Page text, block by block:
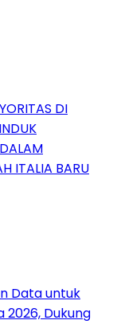
DI
ITALIA BARU
Data untuk
2026, Dukung